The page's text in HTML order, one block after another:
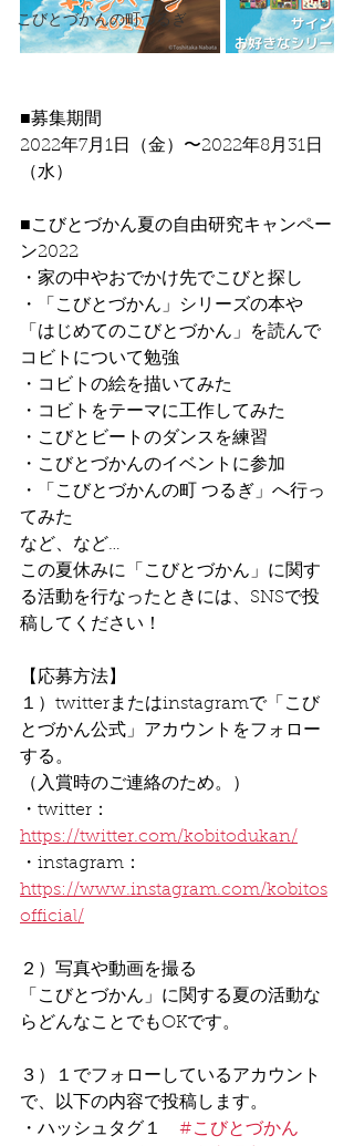
こびとづかんの町つるぎ
■募集期間
2022年7月1日（金）〜2022年8月31日
（水）
■こびとづかん夏の自由研究キャンペー
ン2022
・家の中やおでかけ先でこびと探し
・「こびとづかん」シリーズの本や
「はじめてのこびとづかん」を読んで
コビトについて勉強
・コビトの絵を描いてみた
・コビトをテーマに工作してみた
・こびとビートのダンスを練習
・こびとづかんのイベントに参加
・「こびとづかんの町 つるぎ」へ行っ
てみた
など、など…
この夏休みに「こびとづかん」に関す
る活動を行なったときには、SNSで投
稿してください！
【応募方法】
１）twitterまたはinstagramで「こび
とづかん公式」アカウントをフォロー
する。
（入賞時のご連絡のため。）
・twitter：
https://twitter.com/kobitodukan/
・instagram：
https://www.instagram.com/kobitos
official/
２）写真や動画を撮る
「こびとづかん」に関する夏の活動な
らどんなことでもOKです。
３）１でフォローしているアカウント
で、以下の内容で投稿します。
・ハッシュタグ１ #こびとづかん